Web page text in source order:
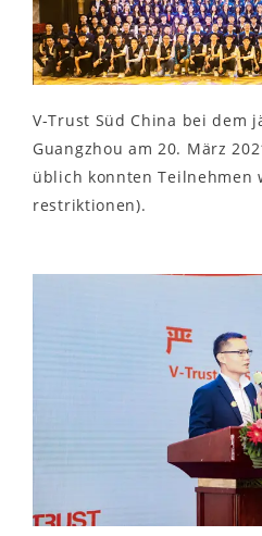
V-Trust Süd China bei dem
Guangzhou am 20. März
üblich konnten Teilnehmen
restriktionen).